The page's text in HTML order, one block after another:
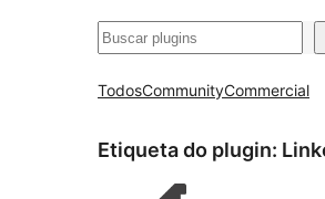
Buscar
TodosCommunityCommercial
Etiqueta do plugin: